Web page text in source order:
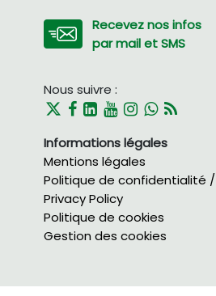
Recevez nos infos
par mail et SMS
Nous suivre :
Informations légales
Mentions légales
Politique de confidentialité /
Privacy Policy
Politique de cookies
Gestion des cookies